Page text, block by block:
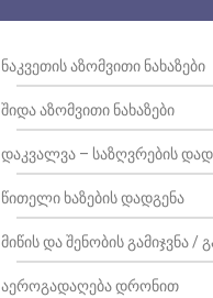
ᲜᲐᲙᲕᲔᲗᲘᲡ ᲐᲖᲝᲛᲕᲘᲗᲘ ᲜᲐᲮᲐᲖᲔᲑᲘ
ᲨᲘᲓᲐ ᲐᲖᲝᲛᲕᲘᲗᲘ ᲜᲐᲮᲐᲖᲔᲑᲘ
ᲓᲐᲙᲕᲐᲚᲕᲐ – ᲡᲐᲖᲦᲕᲠᲔᲑᲘᲡ
ᲬᲘᲗᲔᲚᲘ ᲮᲐᲖᲔᲑᲘᲡ ᲓᲐᲓᲒᲔᲜᲐ
ᲛᲘᲬᲘᲡ ᲓᲐ ᲨᲔᲜᲝᲑᲘᲡ ᲒᲐᲛᲘᲯᲕᲜᲐ /
ᲐᲔᲠᲝᲒᲐᲓᲐᲦᲔᲑᲐ ᲓᲠᲝᲜᲘᲗ